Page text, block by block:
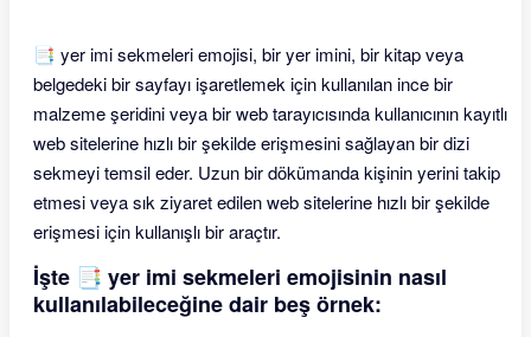
📑 yer imi sekmeleri emojisi, bir yer imini, bir kitap veya
belgedeki bir sayfayı işaretlemek için kullanılan ince bir
malzeme şeridini veya bir web tarayıcısında kullanıcının kayıtlı
web sitelerine hızlı bir şekilde erişmesini sağlayan bir dizi
sekmeyi temsil eder. Uzun bir dökümanda kişinin yerini takip
etmesi veya sık ziyaret edilen web sitelerine hızlı bir şekilde
erişmesi için kullanışlı bir araçtır.
İşte 📑 yer imi sekmeleri emojisinin nasıl
kullanılabileceğine dair beş örnek: